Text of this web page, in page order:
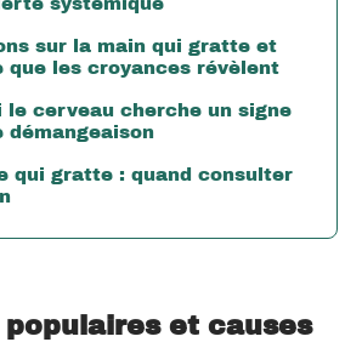
sur la main qui gratte et
que les croyances révèlent
le cerveau cherche un signe
démangeaison
qui gratte : quand consulter
populaires et causes